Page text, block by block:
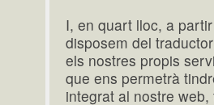
I, en quart lloc, a partir
disposem del
els nostres propis
que ens permetrà
integrat al nostre